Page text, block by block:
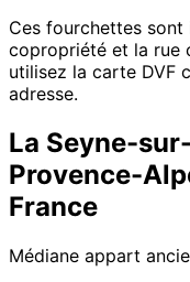
Ces fourchettes
copropriété et la rue
utilisez la carte DVF
adresse.
La Seyne-
Provence-
France
Médiane appart